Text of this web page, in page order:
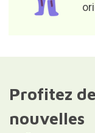
Profitez
nouvelles